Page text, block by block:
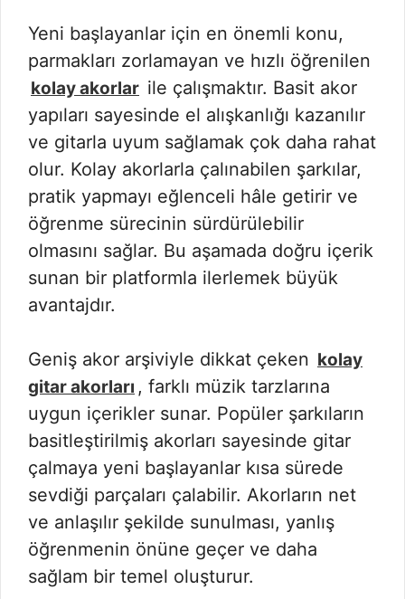
Yeni başlayanlar için en önemli konu,
parmakları zorlamayan ve hızlı öğrenilen
kolay akorlar ile çalışmaktır. Basit akor
yapıları sayesinde el alışkanlığı kazanılır
ve gitarla uyum sağlamak çok daha rahat
olur. Kolay akorlarla çalınabilen şarkılar,
pratik yapmayı eğlenceli hâle getirir ve
öğrenme sürecinin sürdürülebilir
olmasını sağlar. Bu aşamada doğru içerik
sunan bir platformla ilerlemek büyük
avantajdır.
Geniş akor arşiviyle dikkat çeken kolay
gitar akorları , farklı müzik tarzlarına
uygun içerikler sunar. Popüler şarkıların
basitleştirilmiş akorları sayesinde gitar
çalmaya yeni başlayanlar kısa sürede
sevdiği parçaları çalabilir. Akorların net
ve anlaşılır şekilde sunulması, yanlış
öğrenmenin önüne geçer ve daha
sağlam bir temel oluşturur.